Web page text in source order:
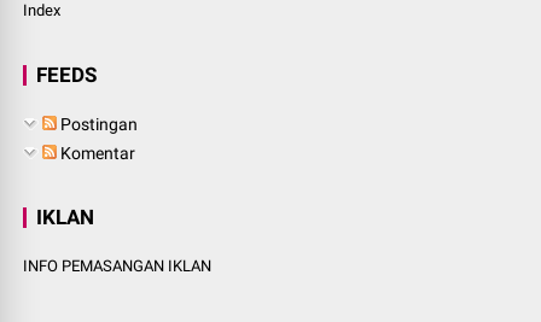
Index
FEEDS
Postingan
Komentar
IKLAN
INFO PEMASANGAN IKLAN